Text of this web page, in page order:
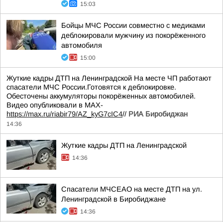
15:03
Бойцы МЧС России совместно с медиками
деблокировали мужчину из покорёженного
автомобиля
15:00
Жуткие кадры ДТП на Ленинградской На месте ЧП работают
спасатели МЧС России.Готовятся к деблокировке.
Обесточены аккумуляторы покорёженных автомобилей.
Видео опубликовали в МАХ-
https://max.ru/riabir79/AZ_kyG7cIC4// РИА Биробиджан
14:36
Жуткие кадры ДТП на Ленинградской
14:36
Спасатели МЧСЕАО на месте ДТП на ул.
Ленинградской в Биробиджане
14:36